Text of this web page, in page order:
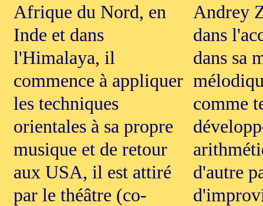
Afrique du Nord, en
Inde et dans
l'Himalaya, il
commence à appliquer
les techniques
orientales à sa propre
musique et de retour
aux USA, il est attiré
par le théâtre (co-
Andrey
dans
dans sa
comme
d'autre